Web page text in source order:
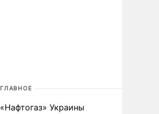
ГЛАВНОЕ
«Нафтогаз» Украины